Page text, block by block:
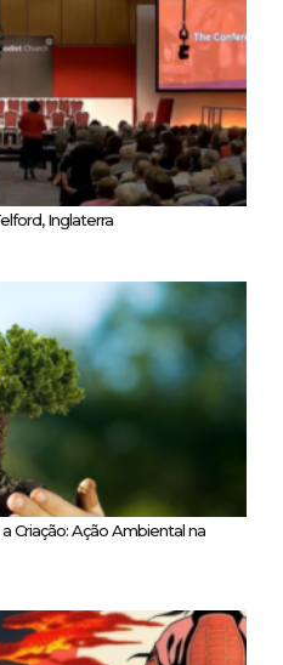
Inglaterra
Criação: Ação Ambiental na